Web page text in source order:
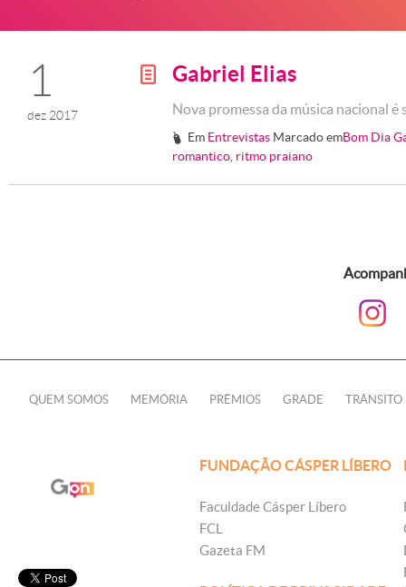
1
dez 2017
g Gabriel Elias
Nova promessa da música nacional é
# Em Entrevistas Marcado emBom Dia
romantico ritmo praiano
QUEM SOMOS MEMÓRIA PRÊMIOS GRADE TRÂNSITO
FUNDAÇÃO CÁSPER LÍBERO
Faculdade Cásper Líbero
FCL
Gazeta FM